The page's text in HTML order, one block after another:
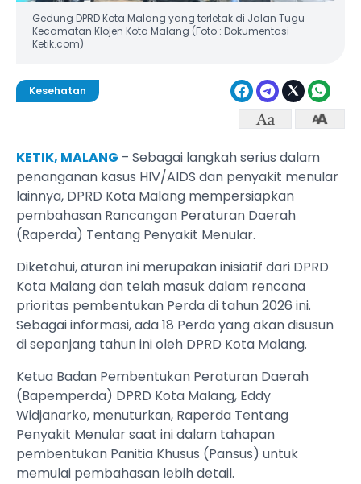
Gedung DPRD Kota Malang yang terletak di Jalan Tugu
Kecamatan Klojen Kota Malang (Foto : Dokumentasi
Ketik.com)
Kesehatan
KETIK, MALANG – Sebagai langkah serius dalam
penanganan kasus HIV/AIDS dan penyakit menular
lainnya, DPRD Kota Malang mempersiapkan
pembahasan Rancangan Peraturan Daerah
(Raperda) Tentang Penyakit Menular.
Diketahui, aturan ini merupakan inisiatif dari DPRD
Kota Malang dan telah masuk dalam rencana
prioritas pembentukan Perda di tahun 2026 ini.
Sebagai informasi, ada 18 Perda yang akan disusun
di sepanjang tahun ini oleh DPRD Kota Malang.
Ketua Badan Pembentukan Peraturan Daerah
(Bapemperda) DPRD Kota Malang, Eddy
Widjanarko, menuturkan, Raperda Tentang
Penyakit Menular saat ini dalam tahapan
pembentukan Panitia Khusus (Pansus) untuk
memulai pembahasan lebih detail.